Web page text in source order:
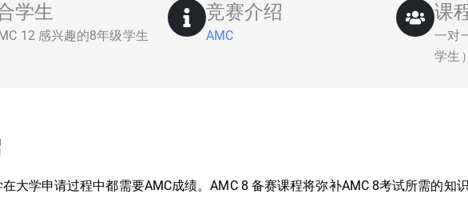
学生
12 感兴趣的8年级学生
竞赛介绍
AMC
课
一对
学生）
大学申请过程中都需要AMC成绩。AMC 8 备赛课程将弥补AMC 8考试所需的知